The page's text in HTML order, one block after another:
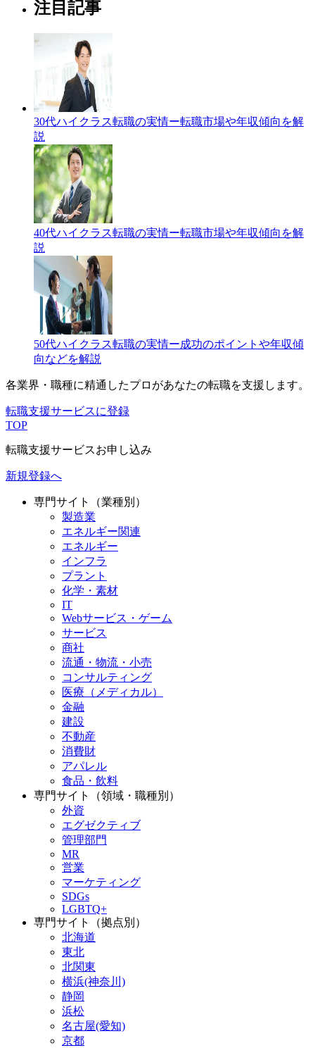
注目記事
30代ハイクラス転職の実情ー転職市場や年収傾向を解
説
40代ハイクラス転職の実情ー転職市場や年収傾向を解
説
50代ハイクラス転職の実情ー成功のポイントや年収傾
向などを解説
各業界・職種に精通したプロがあなたの転職を支援します。
転職支援サービスに登録
TOP
転職支援サービスお申し込み
新規登録へ
専門サイト（業種別）
製造業
エネルギー関連
エネルギー
インフラ
プラント
化学・素材
IT
Webサービス・ゲーム
サービス
商社
流通・物流・小売
コンサルティング
医療（メディカル）
金融
建設
不動産
消費財
アパレル
食品・飲料
専門サイト（領域・職種別）
外資
エグゼクティブ
管理部門
MR
営業
マーケティング
SDGs
LGBTQ+
専門サイト（拠点別）
北海道
東北
北関東
横浜(神奈川)
静岡
浜松
名古屋(愛知)
京都